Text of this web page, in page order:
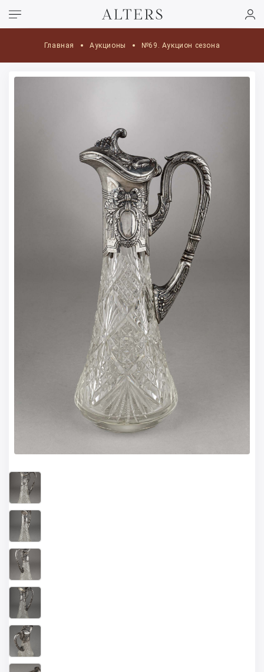
Главная Аукционы №69. Аукцион сезона